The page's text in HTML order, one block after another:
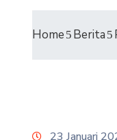
Home Berita
23 Januari